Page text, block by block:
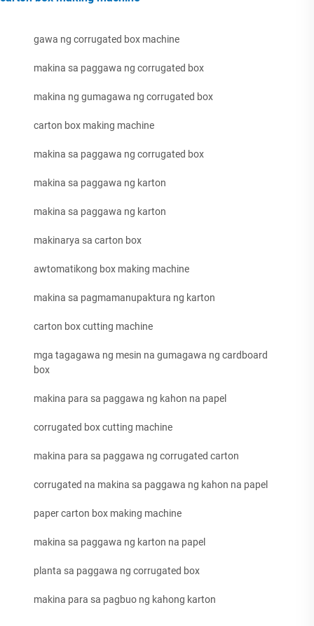
gawa ng corrugated box machine
makina sa paggawa ng corrugated box
makina ng gumagawa ng corrugated box
carton box making machine
makina sa paggawa ng corrugated box
makina sa paggawa ng karton
makina sa paggawa ng karton
makinarya sa carton box
awtomatikong box making machine
makina sa pagmamanupaktura ng karton
carton box cutting machine
mga tagagawa ng mesin na gumagawa ng cardboard
box
makina para sa paggawa ng kahon na papel
corrugated box cutting machine
makina para sa paggawa ng corrugated carton
corrugated na makina sa paggawa ng kahon na papel
paper carton box making machine
makina sa paggawa ng karton na papel
planta sa paggawa ng corrugated box
makina para sa pagbuo ng kahong karton